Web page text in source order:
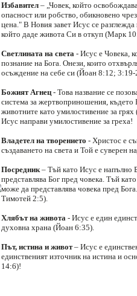
Избавител– „Човек, който
опасност или робство, обикновено
цена." В Новия завет Исус се
който даде живота Си в откуп (Марк
Светлината на света- Исус е Човека,
познание на Бога. Онези, които
осъждение на себе си (Йоан 8:12; 3:19-
Божият Агнец- Това название се
система за жертвоприношения, където
животните като умилостивение за
Исус направи умилостивение за греха!
Владетел на творението - Христос е
създаването на света и Той е суверен
Посредник– Тъй като Исус е напълно
представлява Бог пред човека. Тъй
може да представлява човека пред
Тимотей 2:5).
Хлябът на живота- Исус е един
духовна храна (Йоан 6:35).
Път, истина и живот– Исус е
единственият източник на истина и
14:6)!